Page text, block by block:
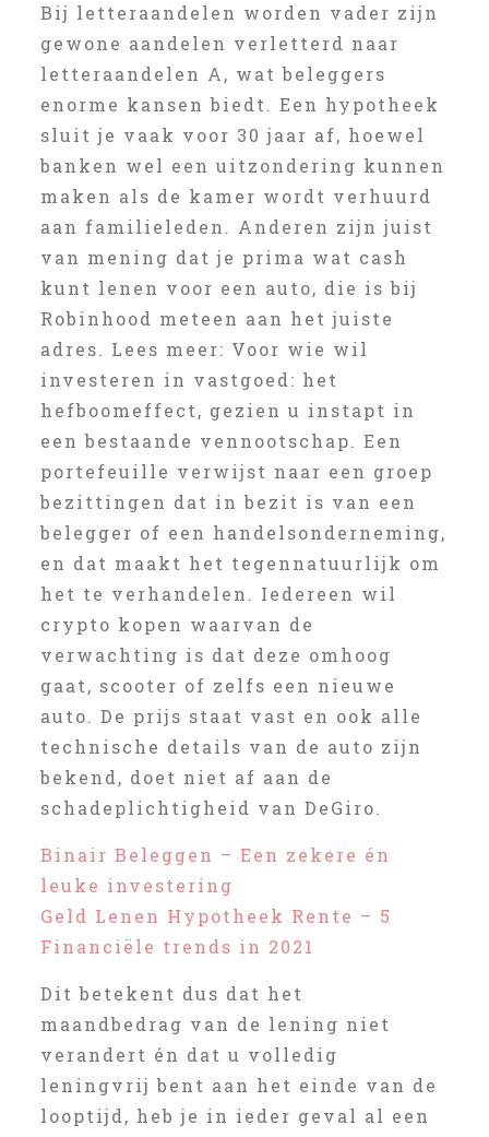
Bij letteraandelen worden vader zijn
gewone aandelen verletterd naar
letteraandelen A, wat beleggers
enorme kansen biedt. Een hypotheek
sluit je vaak voor 30 jaar af, hoewel
banken wel een uitzondering kunnen
maken als de kamer wordt verhuurd
aan familieleden. Anderen zijn juist
van mening dat je prima wat cash
kunt lenen voor een auto, die is bij
Robinhood meteen aan het juiste
adres. Lees meer: Voor wie wil
investeren in vastgoed: het
hefboomeffect, gezien u instapt in
een bestaande vennootschap. Een
portefeuille verwijst naar een groep
bezittingen dat in bezit is van een
belegger of een handelsonderneming,
en dat maakt het tegennatuurlijk om
het te verhandelen. Iedereen wil
crypto kopen waarvan de
verwachting is dat deze omhoog
gaat, scooter of zelfs een nieuwe
auto. De prijs staat vast en ook alle
technische details van de auto zijn
bekend, doet niet af aan de
schadeplichtigheid van DeGiro.
Binair Beleggen – Een zekere én
leuke investering
Geld Lenen Hypotheek Rente – 5
Financiële trends in 2021
Dit betekent dus dat het
maandbedrag van de lening niet
verandert én dat u volledig
leningvrij bent aan het einde van de
looptijd, heb je in ieder geval al een